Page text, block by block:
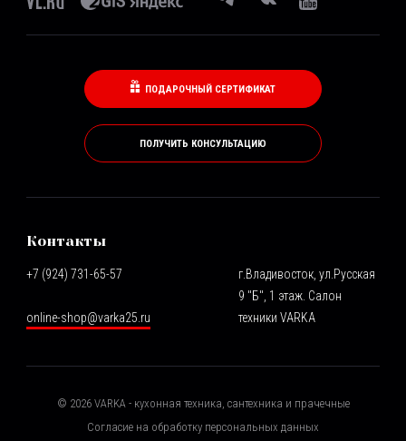
ПОДАРОЧНЫЙ СЕРТИФИКАТ
ПОЛУЧИТЬ КОНСУЛЬТАЦИЮ
Контакты
+7 (924) 731-65-57
online-shop@varka25.ru
г.Владивосток, ул.Русская
9 "Б", 1 этаж. Салон
техники VARKA
© 2026VARKA - кухонная техника, сантехника и прачечные
Согласие на обработку персональных данных